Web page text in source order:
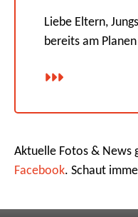
Liebe Eltern,
bereits am
Aktuelle Fotos & News
Facebook. Schaut